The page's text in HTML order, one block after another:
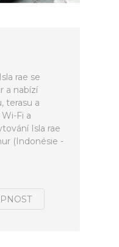
rae se
a nabízí
terasu a
Fi a
Isla rae
(Indonésie -